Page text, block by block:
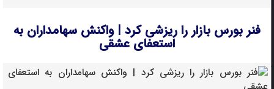
فنر بورس بازار را ریزشی کرد | واکنش سهامداران به
استعفای عشقی